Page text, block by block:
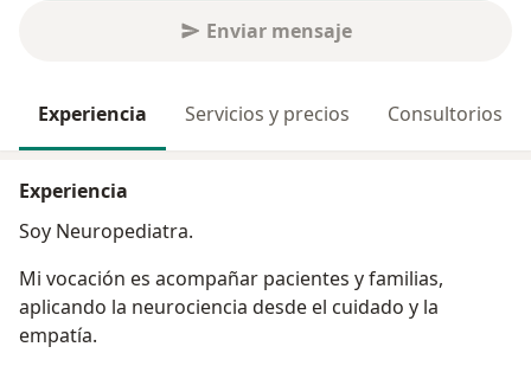
Enviar mensaje
Experiencia Servicios y precios Consultorios
Experiencia
Soy Neuropediatra.
Mi vocación es acompañar pacientes y familias,
aplicando la neurociencia desde el cuidado y la
empatía.